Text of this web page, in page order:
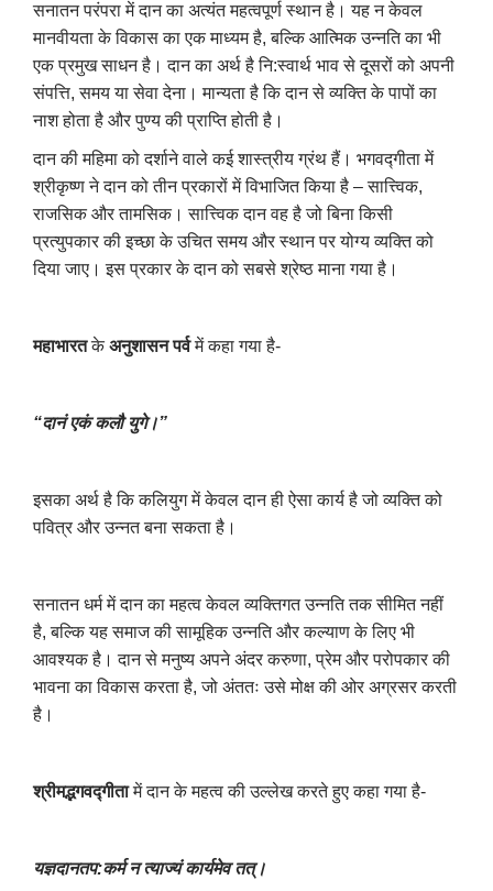
सनातन परंपरा में दान का अत्यंत महत्वपूर्ण स्थान है। यह न केवल
मानवीयता के विकास का एक माध्यम है,बल्कि आत्मिक उन्नति का भी
एक प्रमुख साधन है। दान का अर्थ है नि:स्वार्थ भाव से दूसरों को अपनी
संपत्ति,समय या सेवा देना। मान्यता है कि दान से व्यक्ति के पापों का
नाश होता है और पुण्य की प्राप्ति होती है।
दान की महिमा को दर्शाने वाले कई शास्त्रीय ग्रंथ हैं। भगवद्गीता में
श्रीकृष्ण ने दान को तीन प्रकारों में विभाजित किया है – सात्त्विक,
राजसिक और तामसिक। सात्त्विक दान वह है जो बिना किसी
प्रत्युपकार की इच्छा के उचित समय और स्थान पर योग्य व्यक्ति को
दिया जाए। इस प्रकार के दान को सबसे श्रेष्ठ माना गया है।
महाभारतकेअनुशासन पर्वमें कहा गया है-
“दानं एकं कलौ युगे।”
इसका अर्थ है कि कलियुग में केवल दान ही ऐसा कार्य है जो व्यक्ति को
पवित्र और उन्नत बना सकता है।
सनातन धर्म में दान का महत्व केवल व्यक्तिगत उन्नति तक सीमित नहीं
है,बल्कि यह समाज की सामूहिक उन्नति और कल्याण के लिए भी
आवश्यक है। दान से मनुष्य अपने अंदर करुणा,प्रेम और परोपकार की
भावना का विकास करता है,जो अंततः उसे मोक्ष की ओर अग्रसर करती
है।
श्रीमद्भगवद्गीतामें दान के महत्व की उल्लेख करते हुए कहा गया है-
यज्ञदानतप:कर्म न त्याज्यं कार्यमेव तत्।